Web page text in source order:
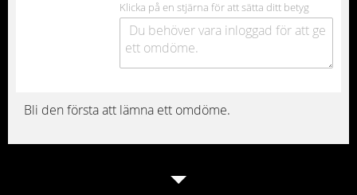
Klicka på en stjärna för att sätta ditt betyg
Bli den första att lämna ett omdöme.